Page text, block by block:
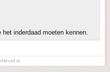
inderdaad moeten kennen.
is.